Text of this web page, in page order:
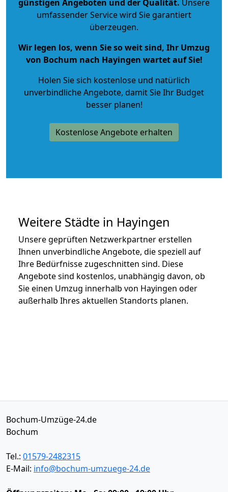
günstigen Angeboten und der Qualität. Unsere
umfassender Service wird Sie garantiert
überzeugen.
Wir legen los, wenn Sie so weit sind, Ihr Umzug
von Bochum nach Hayingen wartet auf Sie!
Holen Sie sich kostenlose und natürlich
unverbindliche Angebote, damit Sie Ihr Budget
besser planen!
Kostenlose Angebote erhalten
Weitere Städte in Hayingen
Unsere geprüften Netzwerkpartner erstellen
Ihnen unverbindliche Angebote, die speziell auf
Ihre Bedürfnisse zugeschnitten sind. Diese
Angebote sind kostenlos, unabhängig davon, ob
Sie einen Umzug innerhalb von Hayingen oder
außerhalb Ihres aktuellen Standorts planen.
Bochum-Umzüge-24.de
Bochum
Tel.: 01579-2482315
E-Mail: info@bochum-umzuege-24.de